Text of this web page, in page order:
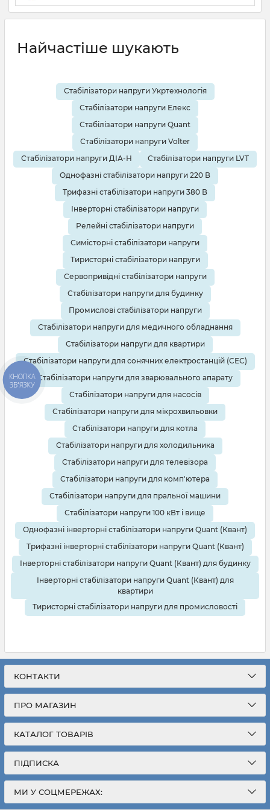
19 08 2025 0 10 хвилин
Найчастіше шукають
Стабілізатори напруги Укртехнологія
Стабілізатори напруги Елекс
Стабілізатори напруги Quant
Стабілізатори напруги Volter
Стабілізатори напруги ДІА-Н
Стабілізатори напруги LVT
Однофазні стабілізатори напруги 220 В
Трифазні стабілізатори напруги 380 В
Інверторні стабілізатори напруги
Релейні стабілізатори напруги
Симісторні стабілізатори напруги
Тиристорні стабілізатори напруги
Сервопривідні стабілізатори напруги
Стабілізатори напруги для будинку
Промислові стабілізатори напруги
Стабілізатори напруги для медичного обладнання
Стабілізатори напруги для квартири
Стабілізатори напруги для сонячних електростанцій (СЕС)
Стабілізатори напруги для зварювального апарату
Стабілізатори напруги для насосів
Стабілізатори напруги для мікрохвильовки
Стабілізатори напруги для котла
Стабілізатори напруги для холодильника
Стабілізатори напруги для телевізора
Стабілізатори напруги для комп'ютера
Стабілізатори напруги для пральної машини
Стабілізатори напруги 100 кВт і вище
Однофазні інверторні стабілізатори напруги Quant (Квант)
Трифазні інверторні стабілізатори напруги Quant (Квант)
Інверторні стабілізатори напруги Quant (Квант) для будинку
Інверторні стабілізатори напруги Quant (Квант) для
квартири
Тиристорні стабілізатори напруги для промисловості
КОНТАКТИ
ПРО МАГАЗИН
КАТАЛОГ ТОВАРІВ
ПІДПИСКА
МИ У СОЦМЕРЕЖАХ:
КНОПКА
ЗВ'ЯЗКУ